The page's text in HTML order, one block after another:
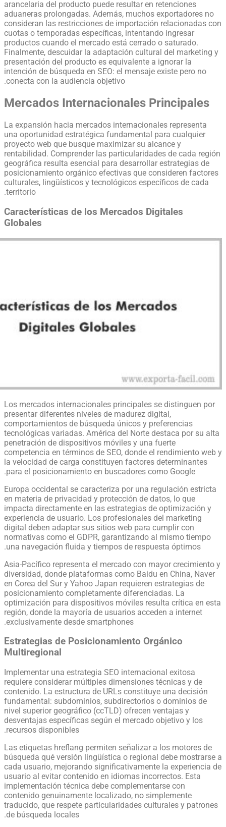
arancelaria del producto puede resultar en retenciones
aduaneras prolongadas. Además, muchos exportadores no
consideran las restricciones de importación relacionadas con
cuotas o temporadas específicas, intentando ingresar
productos cuando el mercado está cerrado o saturado.
Finalmente, descuidar la adaptación cultural del marketing y
presentación del producto es equivalente a ignorar la
intención de búsqueda en SEO: el mensaje existe pero no
conecta con la audiencia objetivo.
Mercados Internacionales Principales
La expansión hacia mercados internacionales representa
una oportunidad estratégica fundamental para cualquier
proyecto web que busque maximizar su alcance y
rentabilidad. Comprender las particularidades de cada región
geográfica resulta esencial para desarrollar estrategias de
posicionamiento orgánico efectivas que consideren factores
culturales, lingüísticos y tecnológicos específicos de cada
territorio.
Características de los Mercados Digitales
Globales
Los mercados internacionales principales se distinguen por
presentar diferentes niveles de madurez digital,
comportamientos de búsqueda únicos y preferencias
tecnológicas variadas. América del Norte destaca por su alta
penetración de dispositivos móviles y una fuerte
competencia en términos de SEO, donde el rendimiento web y
la velocidad de carga constituyen factores determinantes
para el posicionamiento en buscadores como Google.
Europa occidental se caracteriza por una regulación estricta
en materia de privacidad y protección de datos, lo que
impacta directamente en las estrategias de optimización y
experiencia de usuario. Los profesionales del marketing
digital deben adaptar sus sitios web para cumplir con
normativas como el GDPR, garantizando al mismo tiempo
una navegación fluida y tiempos de respuesta óptimos.
Asia-Pacífico representa el mercado con mayor crecimiento y
diversidad, donde plataformas como Baidu en China, Naver
en Corea del Sur y Yahoo Japan requieren estrategias de
posicionamiento completamente diferenciadas. La
optimización para dispositivos móviles resulta crítica en esta
región, donde la mayoría de usuarios acceden a internet
exclusivamente desde smartphones.
Estrategias de Posicionamiento Orgánico
Multiregional
Implementar una estrategia SEO internacional exitosa
requiere considerar múltiples dimensiones técnicas y de
contenido. La estructura de URLs constituye una decisión
fundamental: subdominios, subdirectorios o dominios de
nivel superior geográfico (ccTLD) ofrecen ventajas y
desventajas específicas según el mercado objetivo y los
recursos disponibles.
Las etiquetas hreflang permiten señalizar a los motores de
búsqueda qué versión lingüística o regional debe mostrarse a
cada usuario, mejorando significativamente la experiencia de
usuario al evitar contenido en idiomas incorrectos. Esta
implementación técnica debe complementarse con
contenido genuinamente localizado, no simplemente
traducido, que respete particularidades culturales y patrones
de búsqueda locales.